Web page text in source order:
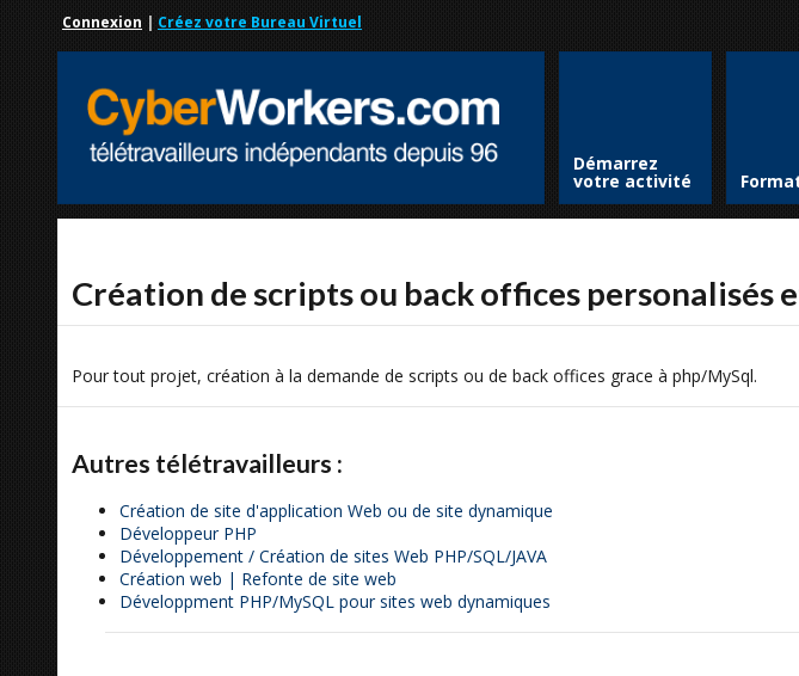
Connexion | Créez votre Bureau Virtuel
Démarrez
votre activité
Création de scripts ou back offices personalisés
Pour tout projet, création à la demande de scripts ou de back offices grace à php/MySql.
Autres télétravailleurs :
Création de site d'application Web ou de site dynamique
Développeur PHP
Développement / Création de sites Web PHP/SQL/JAVA
Création web | Refonte de site web
Développment PHP/MySQL pour sites web dynamiques